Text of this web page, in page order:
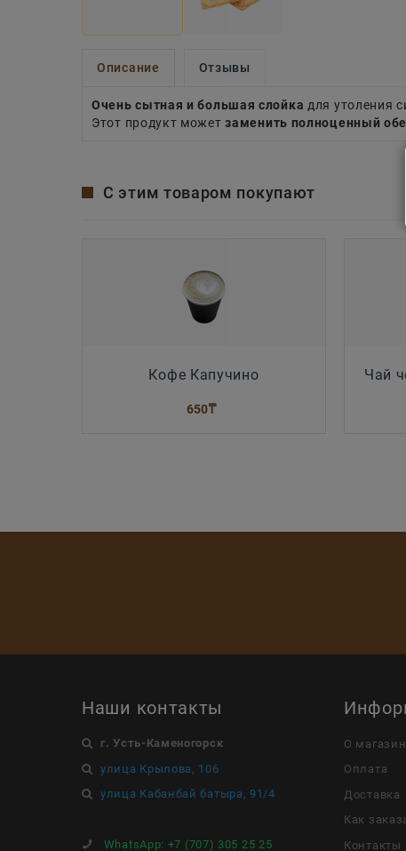
Описание Отзывы
Очень сытная и большая слойка для утоления
Этот продукт можетзаменить полноценный
С этим товаром покупают
Кофе Капучино
650₸
Чай
Наши контакты
г. Усть-Каменогорск
улица Крылова, 106
улица Кабанбай батыра, 91/4
WhatsApp: +7 (707) 305 25 25
О
Оплата
Доставка
Как
Контакты